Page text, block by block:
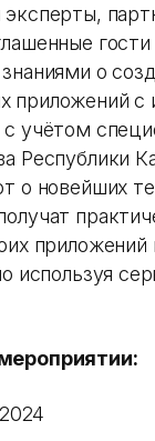
гости
о
приложений с
с учётом
Республики
о новейших
приложений
используя